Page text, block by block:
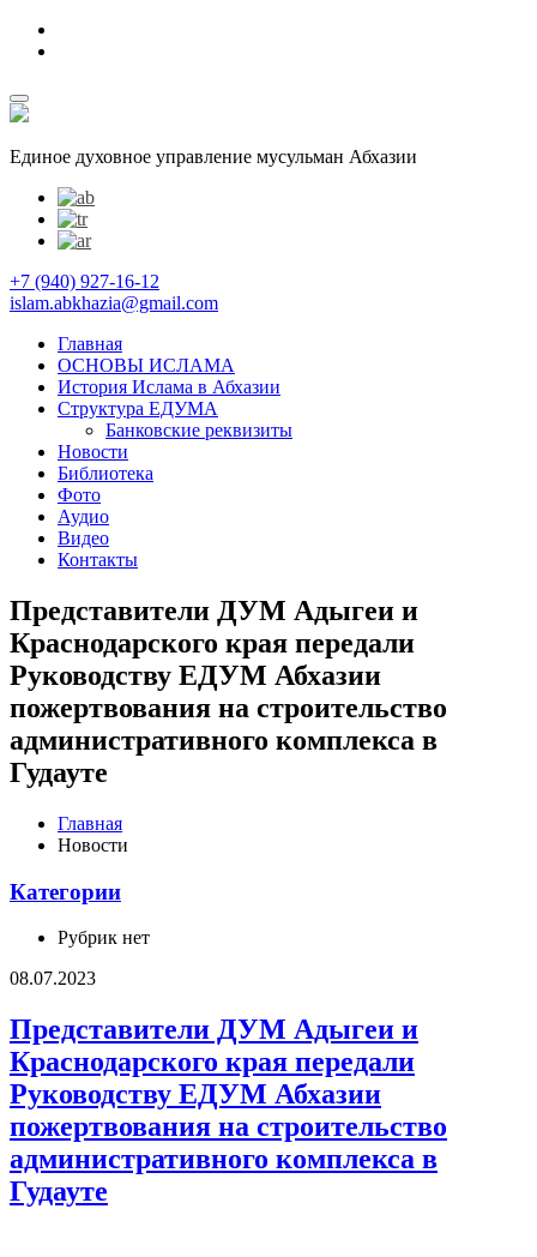
Единое духовное управление мусульман Абхазии
+7 (940) 927-16-12
islam.abkhazia@gmail.com
Главная
ОСНОВЫ ИСЛАМА
История Ислама в Абхазии
Структура ЕДУМА
Банковские реквизиты
Новости
Библиотека
Фото
Аудио
Видео
Контакты
Представители ДУМ Адыгеи и
Краснодарского края передали
Руководству ЕДУМ Абхазии
пожертвования на строительство
административного комплекса в
Гудауте
Главная
Новости
Категории
Рубрик нет
08.07.2023
Представители ДУМ Адыгеи и
Краснодарского края передали
Руководству ЕДУМ Абхазии
пожертвования на строительство
административного комплекса в
Гудауте